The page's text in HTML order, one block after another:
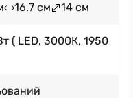
16.7 см 14 см
( LED, 3000К, 1950